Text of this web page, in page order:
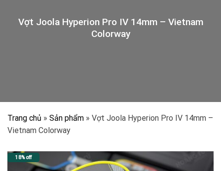
Vợt Joola Hyperion Pro IV 14mm – Vietnam
Colorway
Trang chủ » Sản phẩm » Vợt Joola Hyperion Pro IV 14mm –
Vietnam Colorway
18% off